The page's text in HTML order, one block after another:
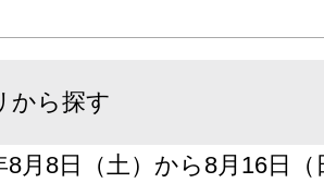
から探す
8月8日（土）から8月16日